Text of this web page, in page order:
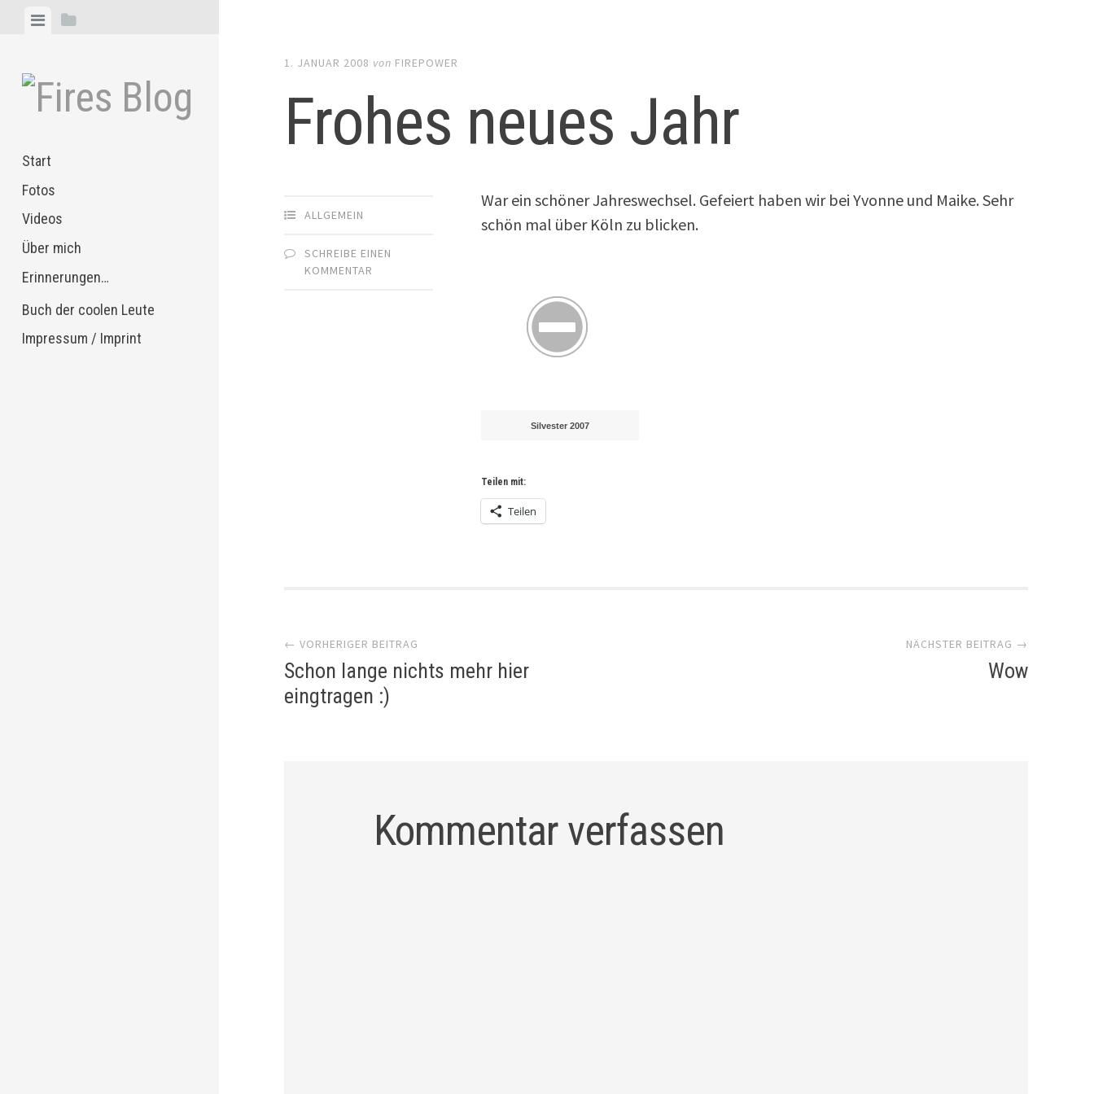
MenüSeitenleiste
Start
Fotos
Videos
Über mich
Erinnerungen…
Buch der coolen Leute
Impressum / Imprint
1. JANUAR 2008 von FIREPOWER
Frohes neues Jahr
ALLGEMEIN
SCHREIBE EINEN
KOMMENTAR
War ein schöner Jahreswechsel. Gefeiert haben wir bei Yvonne und Maike. Sehr
schön mal über Köln zu blicken.
Silvester 2007
Teilen mit:
Teilen
Navigation
← VORHERIGER BEITRAG
Schon lange nichts mehr hier
eingtragen :)
NÄCHSTER BEITRAG →
Wow
Kommentar verfassen